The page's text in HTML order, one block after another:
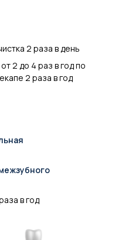
от 2 до 4 раз в год по
2 раза в год
2 раза в день
в год